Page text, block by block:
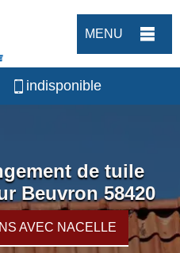
MENU
indisponible
de tuile
Beuvron 58420
AVEC NACELLE